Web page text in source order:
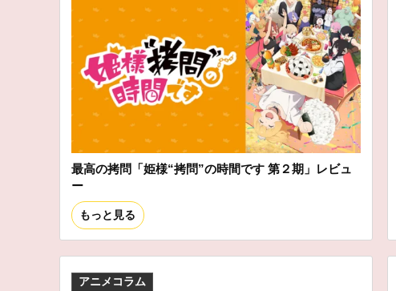
最高の拷問「姫様“拷問”の時間です 第２期」レビュ
ー
もっと見る
アニメコラム